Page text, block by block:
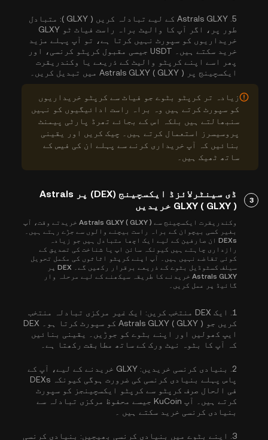
5. Astrals GLXY کے لیے تبادلہ کریں ( GLXY ):
متبادل
طور پر، اگر آپ کا والیٹ براہ راست فیاٹ ٹو GLXY
خریداریوں کو سپورٹ نہیں کرتا ہے، تو آپ پہلے مزید
خرید سکتے ہیں۔ USDT جیسی مقبول کرپٹو کرنسی، اور
پھر اسے اپنے کرپٹو والیٹ کے ذریعے یا وکندریقرت
ایکسچینج پر Astrals GLXY ( GLXY ) میں تبدیل کریں۔
زیادہ تر کرپٹو بٹوے جو فیاٹ سے کرپٹو خریداریوں
کو سپورٹ کرتے ہیں وہ براہ راست ادائیگیوں کو نہیں
سنبھالتے ہیں بلکہ اس کے بجائے تھرڈ پارٹی پیمنٹ
پروسیسرز استعمال کرتے ہیں۔ چیک کریں اور یقینی
بنائیں کہ آپ خریداری کرنے سے پہلے ان کی فیس کے
ساتھ ٹھیک ہیں۔
3
ڈی سینٹرلائزڈ ایکسچینج (DEX) پر Astrals
GLXY ( GLXY ) خریدیں
وکندریقرت ایکسچینج سے Astrals GLXY ( GLXY ) خریدتے وقت، آپ
بغیر کسی بیچوان کے براہ راست بیچنے والوں سے جڑے رہتے ہیں۔
DEXs ان صارفین کے لیے ایک اچھا متبادل ہیں جو زیادہ
رازداری چاہتے ہیں کیونکہ سائن اپ یا شناخت کی تصدیق کے
کوئی تقاضے نہیں ہیں۔ آپ اپنے کرپٹو اثاثوں کی مکمل تحویل
سیلف کسٹوڈیل بٹوے کے ذریعے برقرار رکھیں گے۔ DEX پر
Astrals GLXY خریدنے کا طریقہ سیکھنے کے لیے مرحلہ وار
گائیڈ پر عمل کریں۔
1. ایک DEX منتخب کریں:
ایک غیر مرکزی تبادلہ منتخب
کریں جو Astrals GLXY ( GLXY ) کو سپورٹ کرتا ہو۔ DEX
ایپ کھولیں اور اپنے بٹوے کو جوڑیں۔ یقینی بنائیں
کہ آپ کا بٹوہ نیٹ ورک کے ساتھ مطابقت رکھتا ہے۔
2. بنیادی کرنسی خریدیں:
GLXY خریدنے کے لیے، آپ کے
پاس پہلے بنیادی کرنسی کی ضرورت ہوگی کیونکہ DEXs
فی الحال صرف کرپٹو سے کرپٹو ایکسچینجز کو سپورٹ
کرتے ہیں۔ آپ KuCoin جیسے محفوظ مرکزی تبادلہ سے
بنیادی کرنسی خرید سکتے ہیں
3. اپنے بٹوے میں بنیادی کرنسی بھیجیں: بنیادی کرنسی